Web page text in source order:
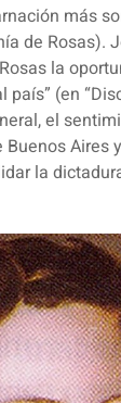
más
de Rosas).
la
(en
el
Aires
la